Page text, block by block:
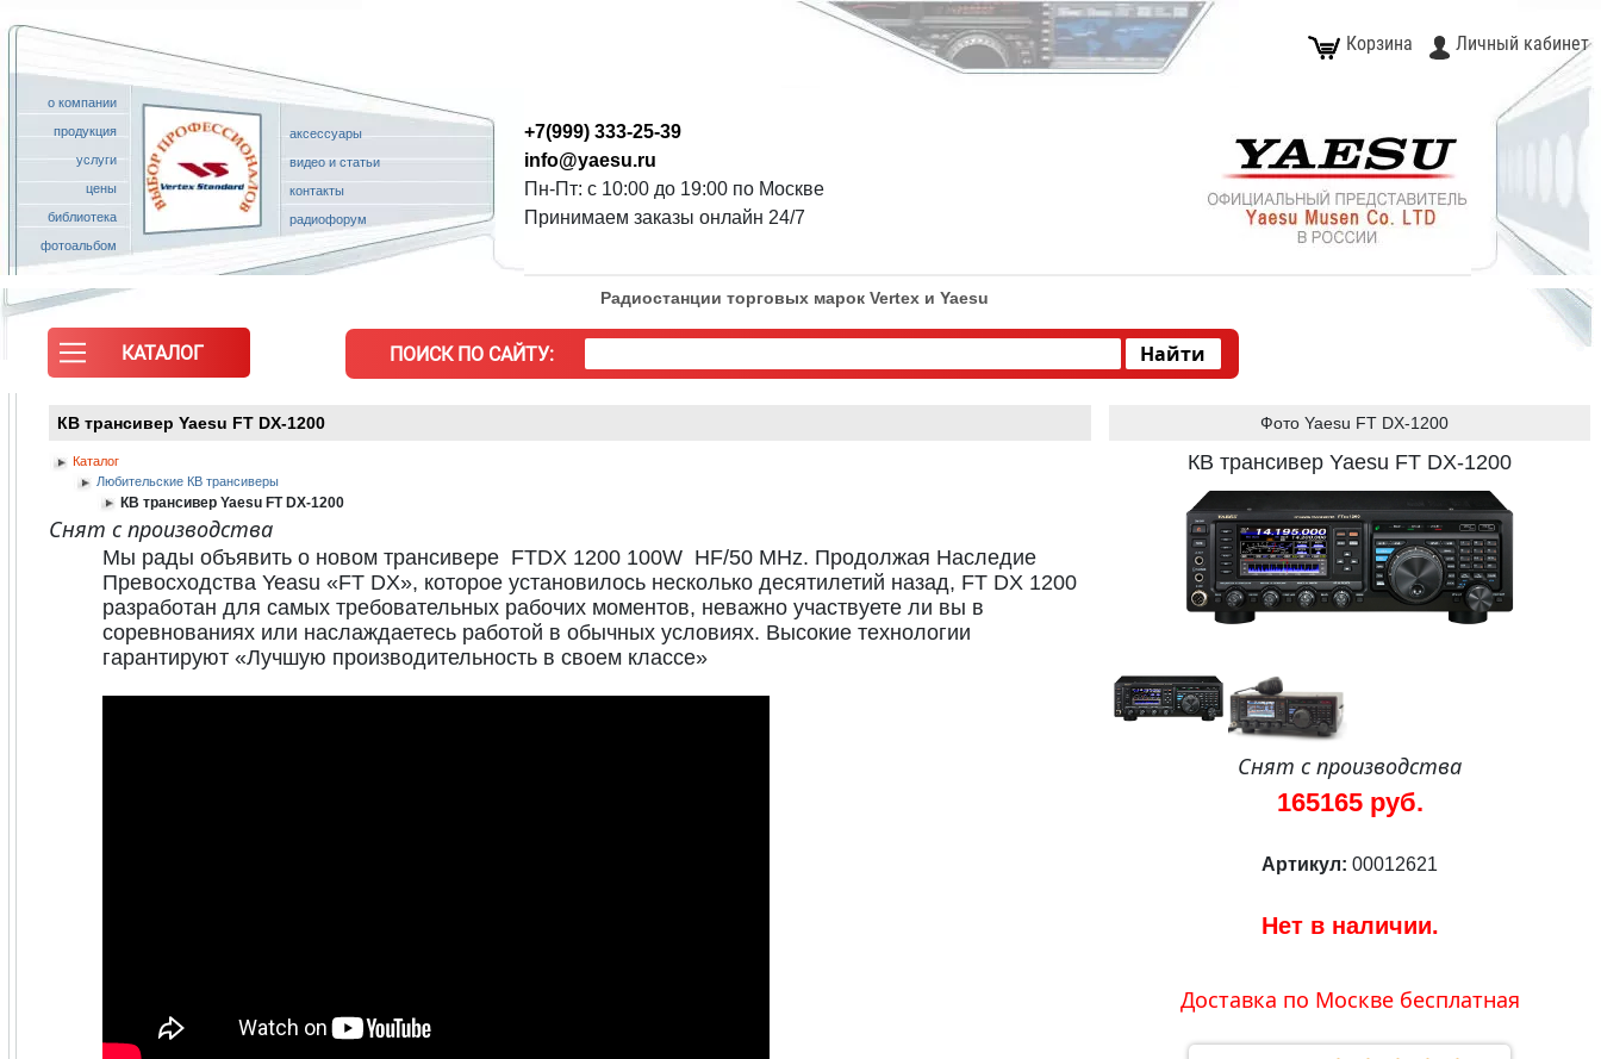
Корзина Личный кабинет
о компании
продукция
услуги
цены
библиотека
фотоальбом
аксессуары
видео и статьи
контакты
радиофорум
+7(999) 333-25-39
info@yaesu.ru
Пн-Пт: с 10:00 до 19:00 по Москве
Принимаем заказы онлайн 24/7
КАТАЛОГ
Радиостанции торговых марок Vertex и Yaesu
ПОИСК ПО САЙТУ:
КВ трансивер Yaesu FT DX-1200
Каталог
Любительские КВ трансиверы
КВ трансивер Yaesu FT DX-1200
Снят с производства
Мы рады объявить о новом трансивере FTDX 1200 100W HF/50 MHz. Продолжая Наследие
Превосходства Yeasu «FT DX», которое установилось несколько десятилетий назад, FT DX 1200
разработан для самых требовательных рабочих моментов, неважно участвуете ли вы в
соревнованиях или наслаждаетесь работой в обычных условиях. Высокие технологии
гарантируют «Лучшую производительность в своем классе»
Фото Yaesu FT DX-1200
КВ трансивер Yaesu FT DX-1200
Снят с производства
165165 руб.
Артикул: 00012621
Нет в наличии.
Доставка по Москве бесплатная